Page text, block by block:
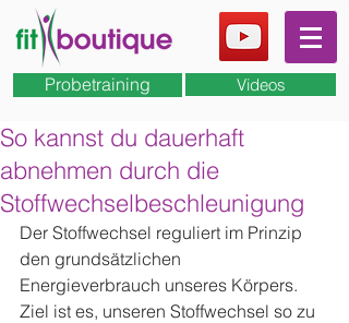
Probetraining Videos
So kannst du dauerhaft
abnehmen durch die
Stoffwechselbeschleunigung
Der Stoffwechsel reguliert im Prinzip
den grundsätzlichen
Energieverbrauch unseres Körpers.
Ziel ist es, unseren Stoffwechsel so zu